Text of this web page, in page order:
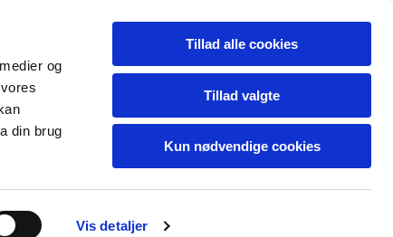
og
din brug
Vis detaljer
Tillad alle cookies
Tillad valgte
Kun nødvendige cookies
Kontakt